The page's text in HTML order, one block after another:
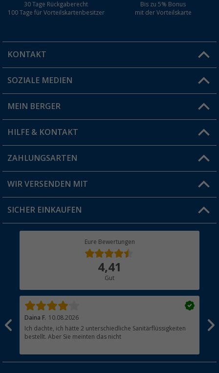
30 Tage Rückgaberecht
100 Tage für Vorteilskartenbesitzer
Bis zu 5% Bonus
mit der Vorteilskarte
KONTAKT
Du hast eine Frage?
Filiale finden
SOZIALE MEDIEN
MEIN BERGER
Vorteilskarte
Blog
Jobs & Karriere
HILFE & KONTAKT
FAQ & Kontakt
Versandinformationen
Rücksendung
ZAHLUNGSARTEN
WIR VERSENDEN MIT
SICHER EINKAUFEN
Eure Bewertungen
4,41
Gut
Daina F. 10.08.2026
Ich dachte, ich hätte 2 unterschiedliche Sanitärflüssigkeiten
bestellt. Aber Sie meinten das nicht